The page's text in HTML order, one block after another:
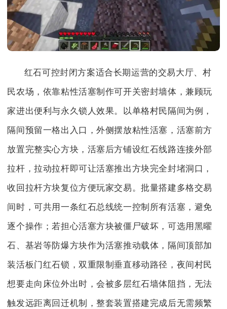
红石可控封闭方案适合长期运营的交易大厅、村
民农场，依靠粘性活塞制作可开关密封墙体，兼顾玩
家进出便利与永久锁人效果。以单格村民隔间为例，
隔间预留一格出入口，外侧摆放粘性活塞，活塞前方
放置完整实心方块，活塞后方铺设红石线路连接外部
拉杆，拉动拉杆即可让活塞推出方块完全封堵洞口，
收回拉杆方块复位方便玩家交易。批量搭建多格交易
间时，可共用一条红石总线统一控制所有活塞，避免
逐个操作；若担心活塞方块被僵尸破坏，可选用黑曜
石、基岩等防爆方块作为活塞推动载体，隔间顶部加
装活板门红石锁，双重限制垂直移动路径，夜间村民
想要走向床位外出时，会被多层红石墙体阻挡，无法
触发远距离回迁机制，整套装置搭建完成后无需频繁